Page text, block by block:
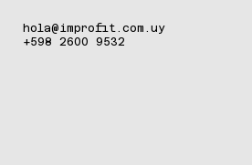
hola@improfit.com.uy
+598 2600 9532